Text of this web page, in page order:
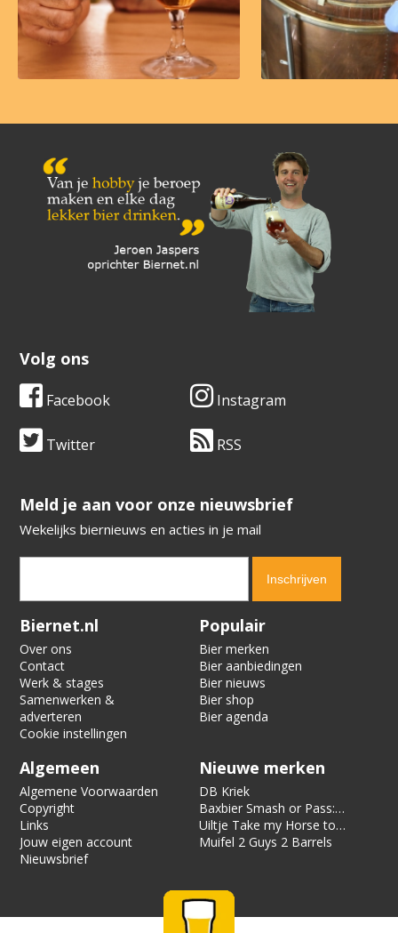
Volg ons
Facebook Instagram
Twitter RSS
​​​​​​​Meld je aan voor onze nieuwsbrief
Wekelijks biernieuws en acties in je mail
Verification code:
Biernet.nl
Over ons
Contact
Werk & stages
Samenwerken &
adverteren
Cookie instellingen
Populair
Bier merken
Bier aanbiedingen
Bier nieuws
Bier shop
Bier agenda
Algemeen
Algemene Voorwaarden
Copyright
Links
Jouw eigen account
Nieuwsbrief
Nieuwe merken
DB Kriek
Baxbier Smash or Pass:
Strata
Uiltje Take my Horse to
the Hotel Room
Muifel 2 Guys 2 Barrels